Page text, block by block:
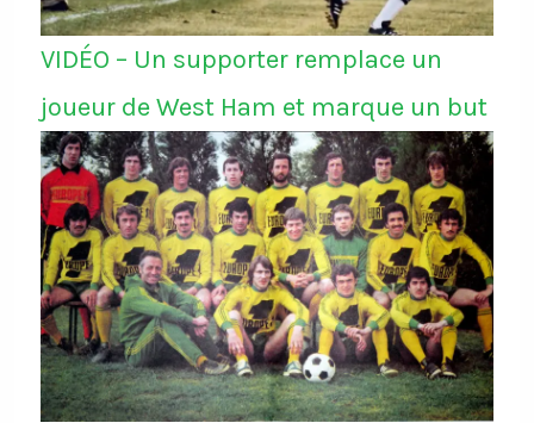
VIDÉO – Un supporter remplace un
joueur de West Ham et marque un but